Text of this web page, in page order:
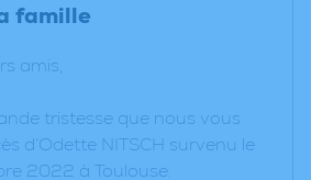
famille
amis,
tristesse que nous vous
d’Odette NITSCH survenu le
2022 à Toulouse.